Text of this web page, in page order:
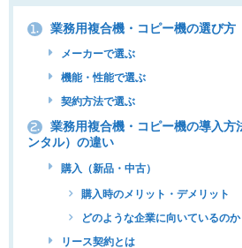
1. 業務用複合機・コピー機の選び方
メーカーで選ぶ
機能・性能で選ぶ
契約方法で選ぶ
2.
業務用複合機・コピー機の導入方
ンタル）の違い
購入（新品・中古）
購入時のメリット・デメリット
どのような企業に向いているのか
リース契約とは